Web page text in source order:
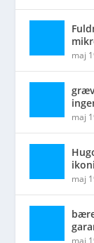
maj
maj
maj
maj